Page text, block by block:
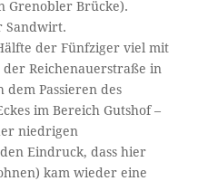
Grenobler Brücke).
Sandwirt.
der Fünfziger viel mit
Reichenauerstraße in
Passieren des
im Bereich Gutshof –
niedrigen
Eindruck, dass hier
kam wieder eine